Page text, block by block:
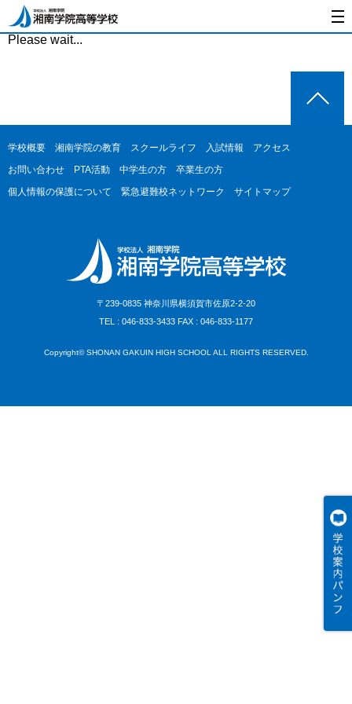
Please wait...
学校概要 湘南学院の教育 スクールライフ 入試情報
アクセス
お問い合わせ
PTA活動 中学生の方
卒業生の方
個人情報の保護について
緊急避難校ネットワーク サイトマップ
〒239-0835 神奈川県横須賀市佐原2-2-20
TEL : 046-833-3433 FAX : 046-833-1177
Copyright© SHONAN GAKUIN HIGH SCHOOL ALL RIGHTS RESERVED.